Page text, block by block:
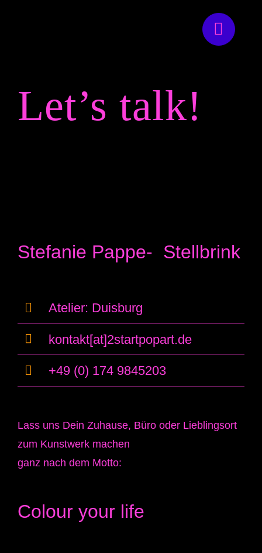
Let’s talk!
Stefanie Pappe- Stellbrink
Atelier: Duisburg
kontakt[at]2startpopart.de
+49 (0) 174 9845203
Lass uns Dein Zuhause, Büro oder Lieblingsort
zum Kunstwerk machen
ganz nach dem Motto:
Colour your life